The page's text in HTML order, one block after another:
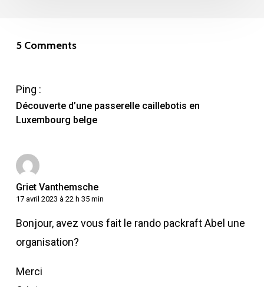
Rocher
du
le
Cheslé
5 Comments
Ping :
Découverte d’une passerelle caillebotis en
Luxembourg belge
Griet Vanthemsche
17 avril 2023 à 22 h 35 min
Bonjour, avez vous fait le rando packraft Abel une
organisation?
Merci